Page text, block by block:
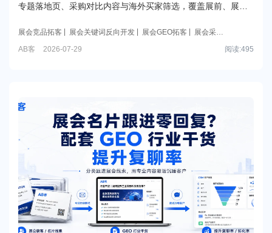
专题落地页、采购对比内容与海外买家筛选，覆盖展前、展
展会竞品拓客 展会关键词反向开发 展会GEO拓客
展会采购
AB客 2026-07-29 阅读:495